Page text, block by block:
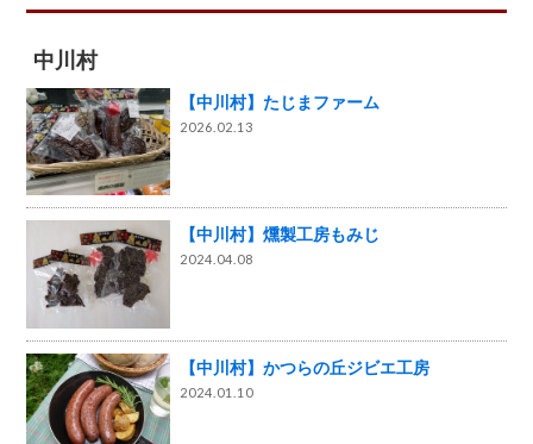
t
中川村
【中川村】たじまファーム
2026.02.13
【中川村】燻製工房もみじ
2024.04.08
【中川村】かつらの丘ジビエ工房
2024.01.10